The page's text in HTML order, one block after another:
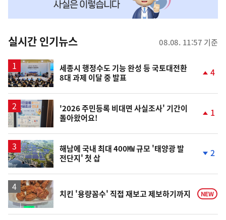
뉴
스
실시간 인기뉴스 08.08. 11:57 기준
세종시 행정수도 기능 완성 등 국토대전환
8대 과제 이달 중 발표
상
4
'2026 주민등록 비대면 사실조사' 기간이
돌아왔어요!
상
1
해남에 국내 최대 400㎿ 규모 '태양광 발
전단지' 첫 삽
하
락
2
치킨 '용량꼼수' 직접 재보고 제보하기까지 NEW